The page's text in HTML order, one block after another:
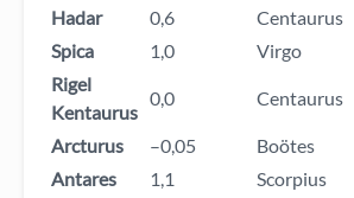
Hadar
0,6 Centaurus
Spica
1,0 Virgo
Rigel
Kentaurus
0,0 Centaurus
Arcturus –0,05 Boötes
Antares
1,1 Scorpius